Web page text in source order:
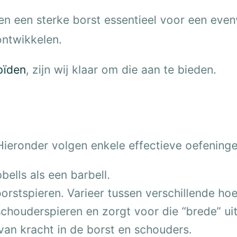
een sterke borst essentieel voor een
, zijn wij klaar om die aan te bieden.
volgen enkele effectieve
als een barbell.
Varieer tussen verschillende
en zorgt voor die “brede”
kracht in de borst en schouders.